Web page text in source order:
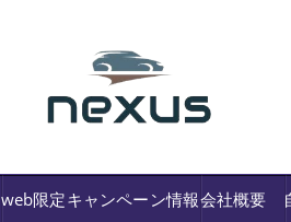
web限定キャンペーン情報会社概要